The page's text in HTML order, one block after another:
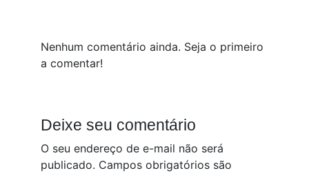
Nenhum comentário ainda. Seja o primeiro
a comentar!
Deixe seu comentário
O seu endereço de e-mail não será
publicado. Campos obrigatórios são